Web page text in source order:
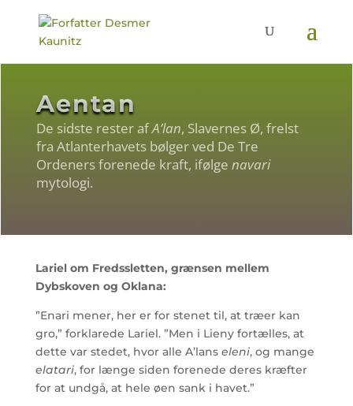
Aentan
De sidste rester afA’lan, Slavernes Ø, frelst
fra Atlanterhavets bølger ved De Tre
Ordeners forenede kraft, ifølgenavari
mytologi.
Lariel om Fredssletten, grænsen mellem
Dybskoven og Oklana:
”Enari mener, her er for stenet til, at træer kan
gro,” forklarede Lariel. ”Men i Lieny fortælles, at
dette var stedet, hvor alle A’lans eleni, og mange
elatari, for længe siden forenede deres kræfter
for at undgå, at hele øen sank i havet.”